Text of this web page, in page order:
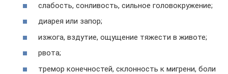
слабость, сонливость, сильное головокружение;
диарея или запор;
изжога, вздутие, ощущение тяжести в животе;
рвота;
тремор конечностей, склонность к мигрени, боли